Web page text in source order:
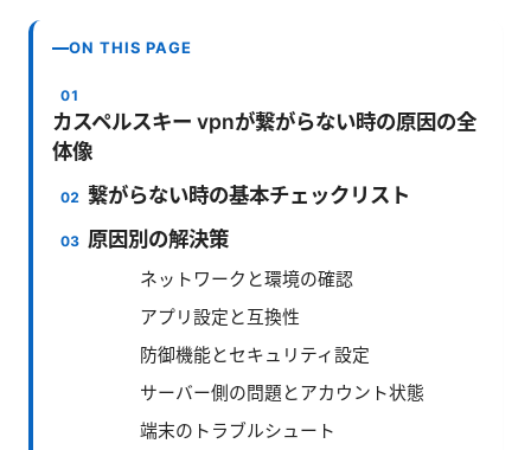
ON THIS PAGE
カスペルスキー vpnが繋がらない時の原因の全
体像
繋がらない時の基本チェックリスト
原因別の解決策
ネットワークと環境の確認
アプリ設定と互換性
防御機能とセキュリティ設定
サーバー側の問題とアカウント状態
端末のトラブルシュート